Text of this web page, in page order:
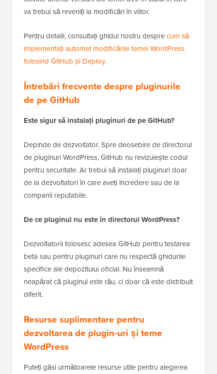
va trebui să reveniți la modificări în viitor.
Pentru detalii, consultați ghidul nostru desprecum să
implementați automat modificările temei WordPress
folosind GitHub și Deploy.
Întrebări frecvente despre pluginurile
de pe GitHub
Este sigur să instalați pluginuri de pe GitHub?
Depinde de dezvoltator. Spre deosebire de directorul
de pluginuri WordPress, GitHub nu revizuiește codul
pentru securitate. Ar trebui să instalați pluginuri doar
de la dezvoltatori în care aveți încredere sau de la
companii reputabile.
De ce pluginul nu este în directorul WordPress?
Dezvoltatorii folosesc adesea GitHub pentru testarea
beta sau pentru pluginuri care nu respectă ghidurile
specifice ale depozitului oficial. Nu înseamnă
neapărat că pluginul este rău, ci doar că este distribuit
diferit.
Resurse suplimentare pentru
dezvoltarea de plugin-uri și teme
WordPress
Puteți găsi următoarele resurse utile pentru alegerea